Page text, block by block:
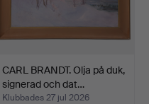
CARL BRANDT. Olja på duk,
signerad och dat…
Klubbades 27 jul 2026